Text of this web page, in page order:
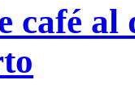
café